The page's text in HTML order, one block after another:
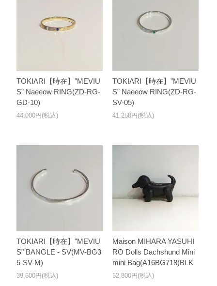
TOKIARI【時在】”MEVIU
S” Naeeow RING(ZD-RG-
GD-10)
44,000円(税込)
TOKIARI【時在】”MEVIU
S” Naeeow RING(ZD-RG-
SV-05)
41,250円(税込)
TOKIARI【時在】"MEVIU
S" BANGLE - SV(MV-BG3
5-SV-M)
39,600円(税込)
Maison MIHARA YASUHI
RO Dolls Dachshund Mini
mini Bag(A16BG718)BLK
52,800円(税込)